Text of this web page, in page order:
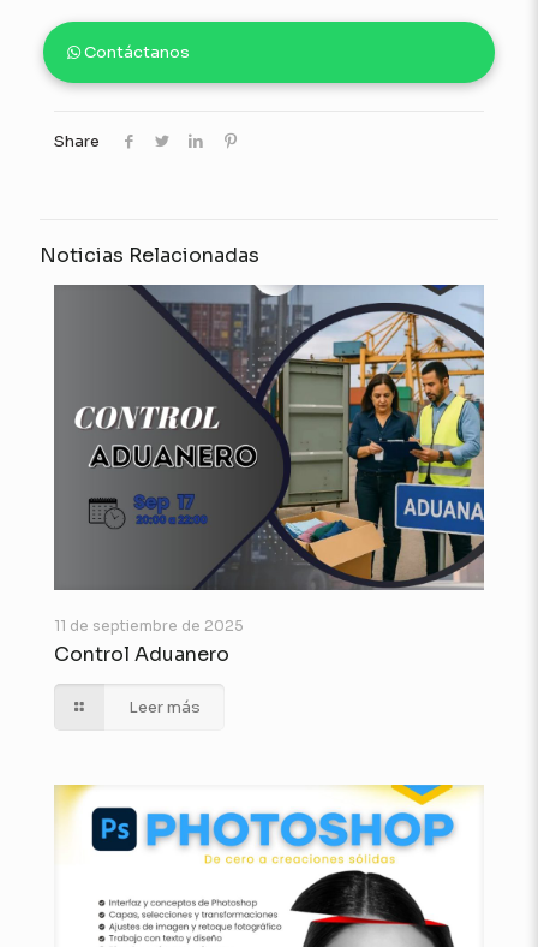
Contáctanos
Share
Noticias Relacionadas
11 de septiembre de 2025
Control Aduanero
Leer más